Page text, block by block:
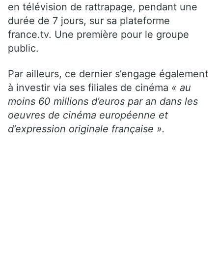
en télévision de rattrapage, pendant une
durée de 7 jours, sur sa plateforme
france.tv. Une première pour le groupe
public.
Par ailleurs, ce dernier s’engage également
à investir via ses filiales de cinéma « au
moins 60 millions d’euros par an dans les
oeuvres de cinéma européenne et
d’expression originale française ».